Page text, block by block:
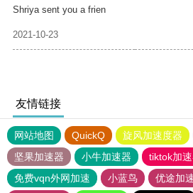
Shriya sent you a frien
2021-10-23
友情链接
网站地图 QuickQ 旋风加速度器
坚果加速器
小牛加速器 tiktok加
免费vqn外网加速
小蓝鸟 优途加